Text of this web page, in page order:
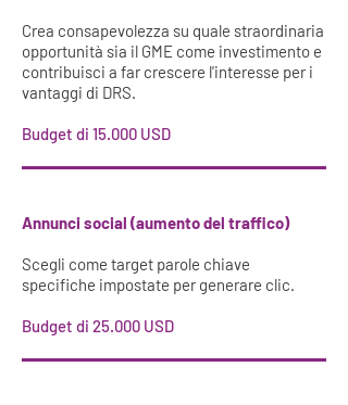
Crea consapevolezza su quale straordinaria
opportunità sia il GME come investimento e
contribuisci a far crescere l'interesse per i
vantaggi di DRS.
Budget di 15.000 USD
Annunci social (aumento del traffico)
Scegli come target parole chiave
specifiche impostate per generare clic.
Budget di 25.000 USD